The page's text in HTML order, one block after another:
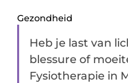
Gezondheid
Heb je last van
blessure of
Fysiotherapie in